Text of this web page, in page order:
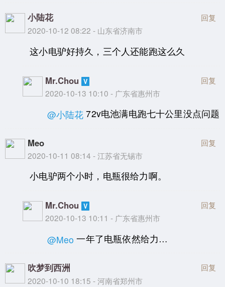
小陆花
2020-10-12 08:22 - 山东省济南市
回复
这小电驴好持久，三个人还能跑这么久
Mr.Chou
2020-10-13 10:10 - 广东省惠州市
回复
@小陆花 72v电池满电跑七十公里没点问题
Meo
2020-10-11 08:14 - 江苏省无锡市
回复
小电驴两个小时，电瓶很给力啊。
Mr.Chou
2020-10-13 10:11 - 广东省惠州市
回复
@Meo 一年了电瓶依然给力…
吹梦到西洲
2020-10-10 18:15 - 河南省郑州市
回复